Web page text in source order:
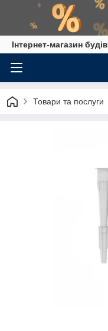
Інтернет-магазин
Товари та послуги